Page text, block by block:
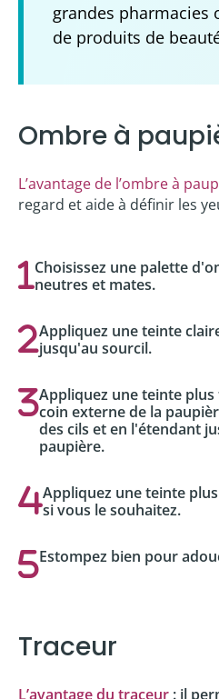
grandes pharmacies
de produits de
Ombre à
L’avantage de l’ombre à
regard et aide à définir les
Choisissez une palette
neutres et mates.
Appliquez une teinte
jusqu'au sourcil.
Appliquez une teinte
coin externe de la
des cils et en l'étendant
paupière.
Appliquez une teinte
si vous le souhaitez.
Estompez bien pour
Traceur
L’avantage du traceur : il